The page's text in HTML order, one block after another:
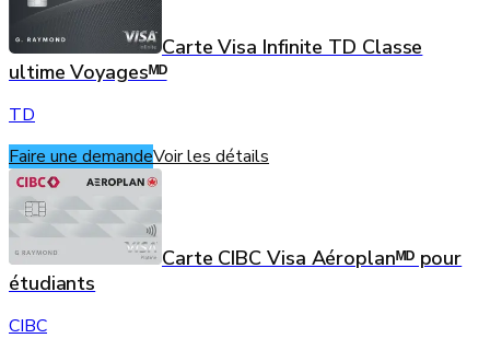
Carte Visa Infinite TD Classe
ultime Voyagesᴹᴰ
TD
Faire une demandeVoir les détails
Carte CIBC Visa Aéroplanᴹᴰ pour
étudiants
CIBC